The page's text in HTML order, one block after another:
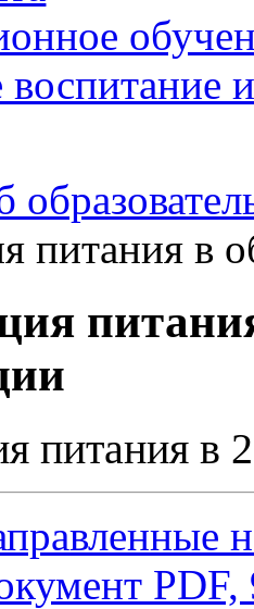
воспитание
питания в
питания в